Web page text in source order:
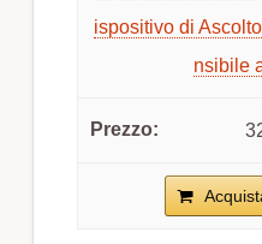
ispositivo di
nsibile